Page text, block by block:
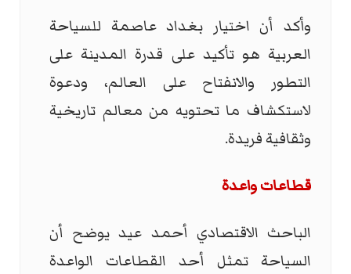
وأكد أن اختيار بغداد عاصمة للسياحة
العربية هو تأكيد على قدرة المدينة على
التطور والانفتاح على العالم، ودعوة
لاستكشاف ما تحتويه من معالم تاريخية
وثقافية فريدة.
قطاعات واعدة
الباحث الاقتصادي أحمد عيد يوضح أن
السياحة تمثل أحد القطاعات الواعدة